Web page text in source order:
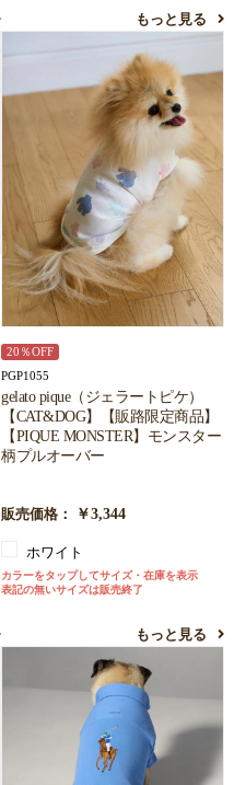
もっと見る
20％OFF
PGP1055
gelato pique（ジェラートピケ）
【CAT&DOG】【販路限定商品】
【PIQUE MONSTER】モンスター
柄プルオーバー
販売価格： ￥3,344
ホワイト
カラーをタップしてサイズ・在庫を表示
表記の無いサイズは販売終了
もっと見る